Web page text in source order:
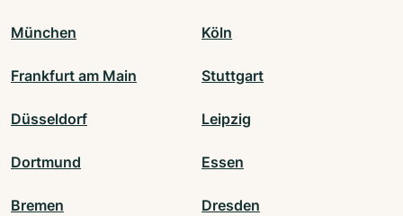
München Köln
Frankfurt am Main Stuttgart
Düsseldorf Leipzig
Dortmund Essen
Bremen Dresden